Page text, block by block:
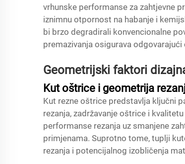
vrhunske performanse za zahtjevne
iznimnu otpornost na habanje i
bi brzo degradirali konvencionalne
premazivanja osigurava
Geometrijski faktori
Kut oštrice i geometrija
Kut rezne oštrice predstavlja ključni
rezanja, zadržavanje oštrice i
performanse rezanja uz smanjene
primjenama. Suprotno tome, tuplji
rezanja i potencijalnog izobličenja